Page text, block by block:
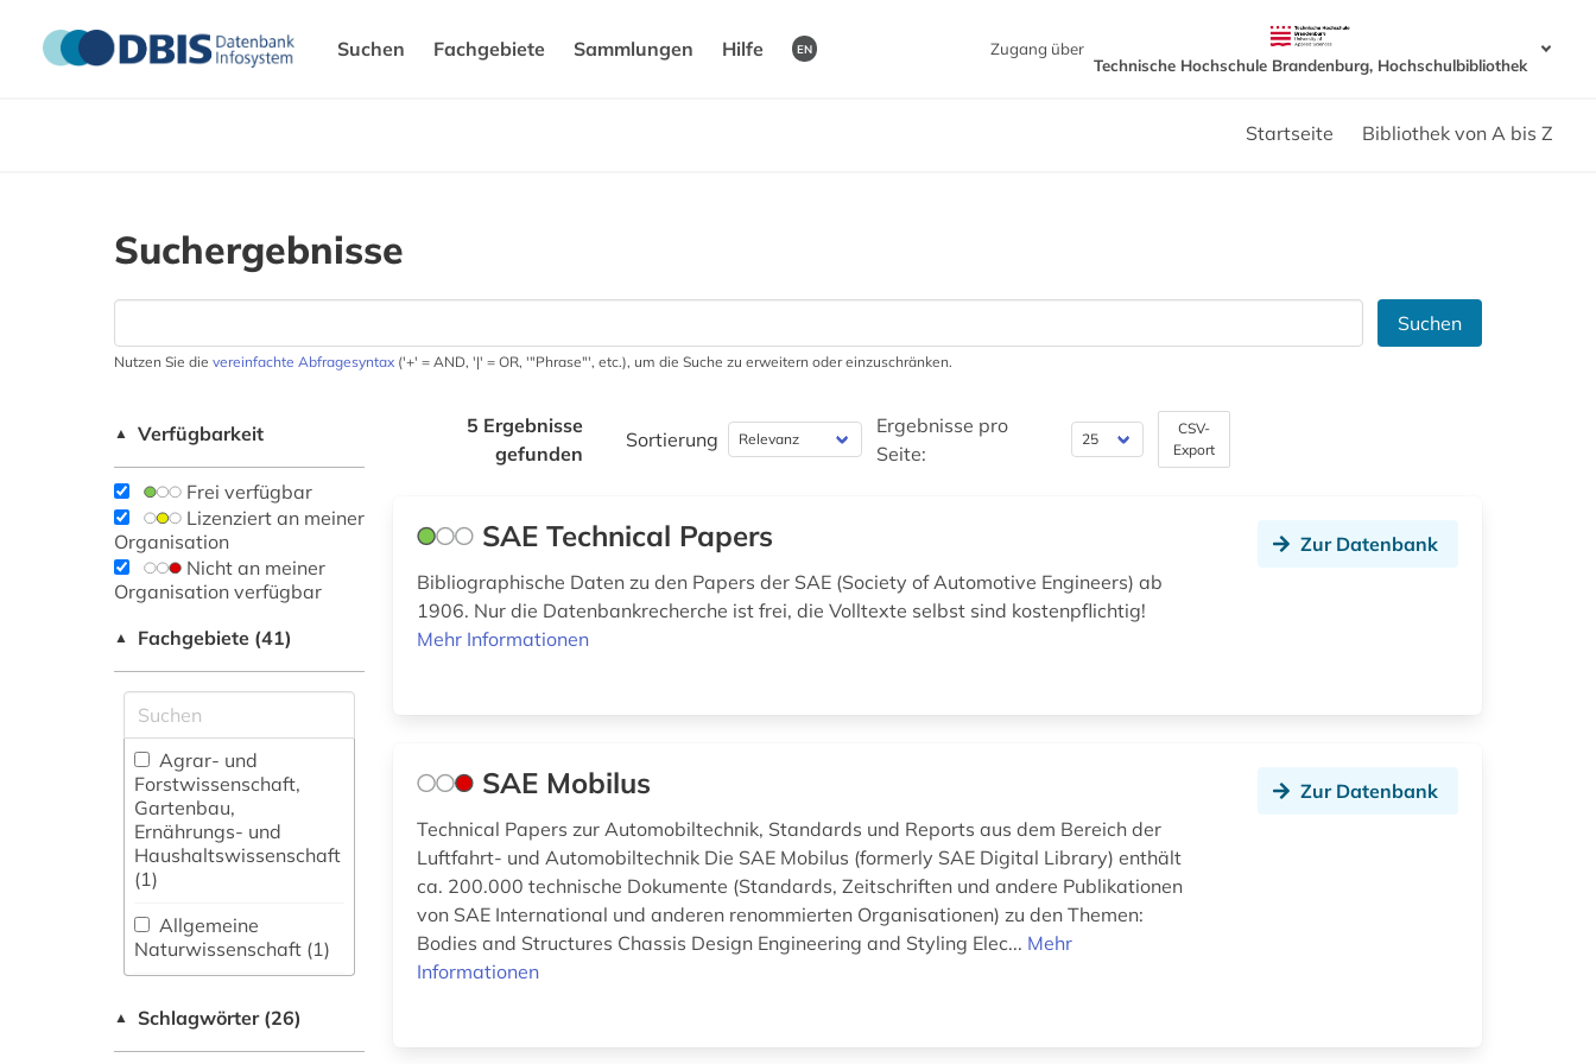
Suchen Fachgebiete Sammlungen Hilfe EN
Zugang über
Technische Hochschule Brandenburg, Hochschulbibliothek
Startseite Bibliothek von A bis Z
Suchergebnisse
Suchen
Nutzen Sie die vereinfachte Abfragesyntax ('+' = AND, '|' = OR, '"Phrase"', etc.), um die Suche zu erweitern oder einzuschränken.
▲ Verfügbarkeit
Frei verfügbar
Lizenziert an meiner
Organisation
Nicht an meiner
Organisation verfügbar
▲ Fachgebiete (41)
Agrar- und
Forstwissenschaft,
Gartenbau,
Ernährungs- und
Haushaltswissenschaft
(1)
Allgemeine
Naturwissenschaft (1)
fachübergreifende
▲ Schlagwörter (26)
5 Ergebnisse
gefunden
Sortierung
Ergebnisse pro
Seite:
CSV-
Export
SAE Technical Papers
Bibliographische Daten zu den Papers der SAE (Society of Automotive Engineers) ab
1906. Nur die Datenbankrecherche ist frei, die Volltexte selbst sind kostenpflichtig!
Mehr Informationen
Zur Datenbank
SAE Mobilus
Technical Papers zur Automobiltechnik, Standards und Reports aus dem Bereich der
Luftfahrt- und Automobiltechnik Die SAE Mobilus (formerly SAE Digital Library) enthält
ca. 200.000 technische Dokumente (Standards, Zeitschriften und andere Publikationen
von SAE International und anderen renommierten Organisationen) zu den Themen:
Bodies and Structures Chassis Design Engineering and Styling Elec... Mehr
Informationen
Zur Datenbank